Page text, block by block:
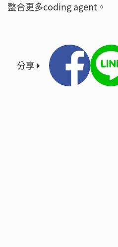
整合更多coding agent。
分享